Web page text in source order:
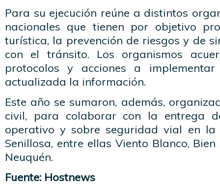
Para su ejecución reúne a distintos
nacionales que tienen por objetivo
turística, la prevención de riesgos y de
con el tránsito. Los organismos
protocolos y acciones a
actualizada la información.
Este año se sumaron, además,
civil, para colaborar con la entrega
operativo y sobre seguridad vial en
Senillosa, entre ellas Viento Blanco,
Neuquén.
Fuente: Hostnews